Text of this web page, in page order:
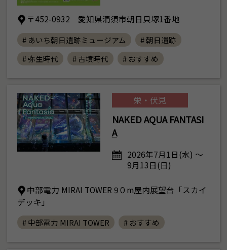
〒452-0932 愛知県清須市朝日貝塚1番地
# あいち朝日遺跡ミュージアム
# 朝日遺跡
# 弥生時代
# 古墳時代 # おすすめ
栄・伏見
NAKED AQUA FANTASI
A
2026年7月1日(水) ～
9月13日(日)
中部電力 MIRAI TOWER 9０m屋内展望台「スカイ
デッキ」
# 中部電力 MIRAI TOWER # おすすめ